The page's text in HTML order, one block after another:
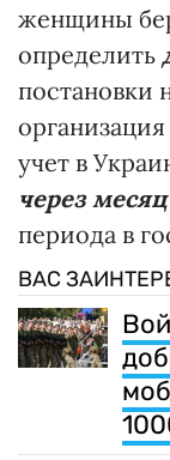
женщины
определить
постановки
учет в
через
периода в
ВАС